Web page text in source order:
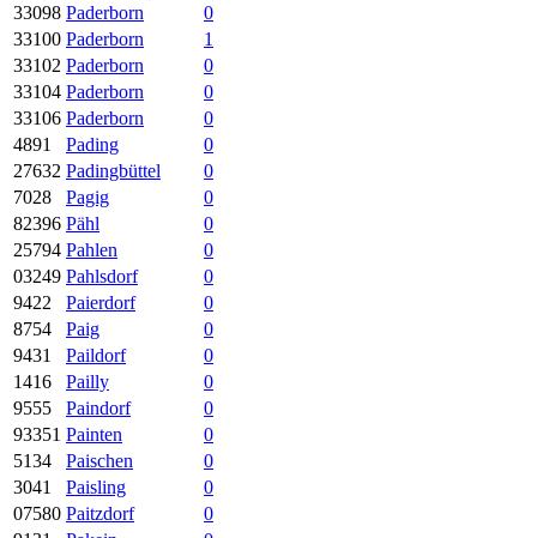
33098 Paderborn
0
33100 Paderborn
1
33102 Paderborn
0
33104 Paderborn
0
33106 Paderborn
0
4891
Pading
0
27632 Padingbüttel
0
7028
Pagig
0
82396 Pähl
0
25794 Pahlen
0
03249 Pahlsdorf
0
9422
Paierdorf
0
8754
Paig
0
9431
Paildorf
0
1416
Pailly
0
9555
Paindorf
0
93351 Painten
0
5134
Paischen
0
3041
Paisling
0
07580 Paitzdorf
0